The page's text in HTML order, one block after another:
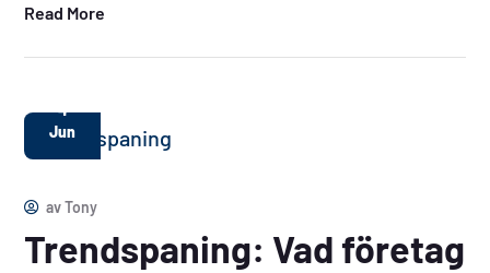
Read More
4
Jun
avTony
Trendspaning: Vad företag